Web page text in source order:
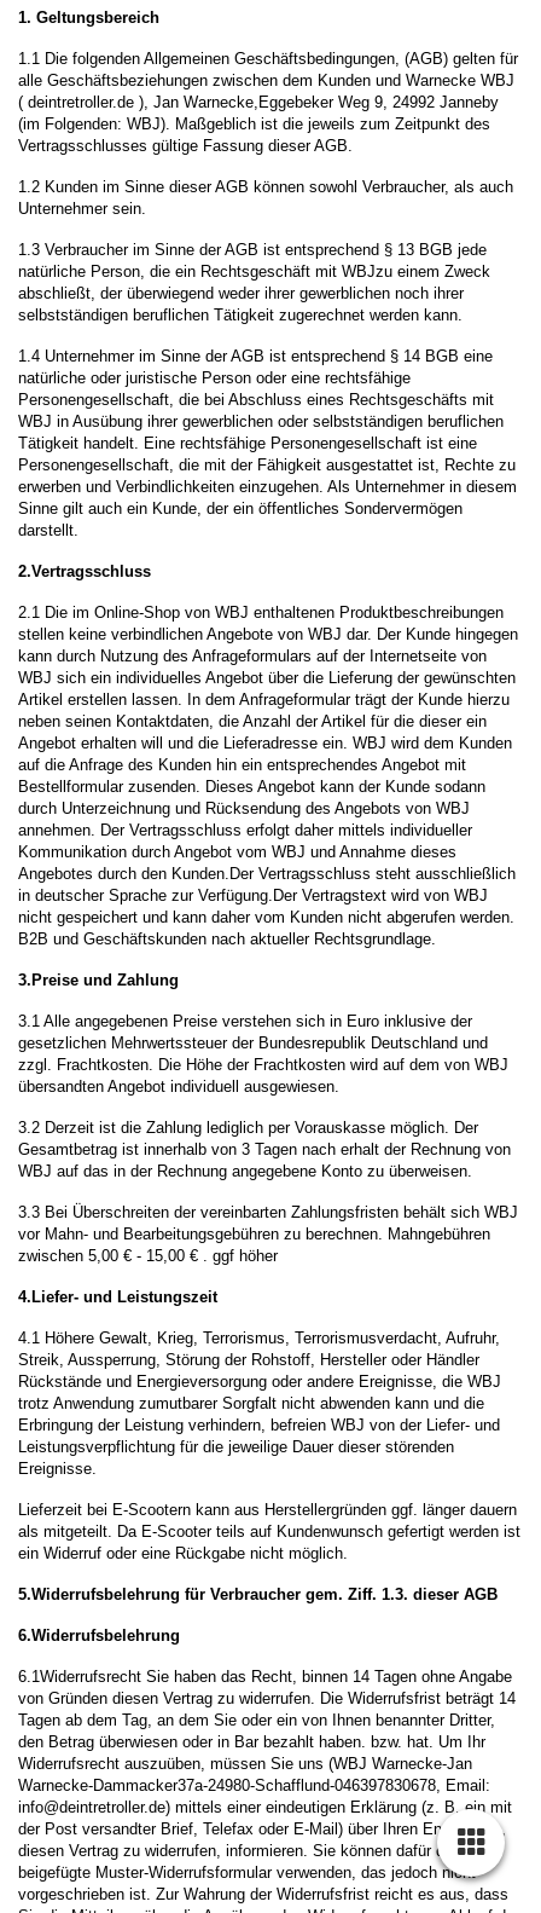
1. Geltungsbereich
1.1 Die folgenden Allgemeinen Geschäftsbedingungen, (AGB) gelten für
alle Geschäftsbeziehungen zwischen dem Kunden und Warnecke WBJ
( deintretroller.de ), Jan Warnecke,Eggebeker Weg 9, 24992 Janneby
(im Folgenden: WBJ). Maßgeblich ist die jeweils zum Zeitpunkt des
Vertragsschlusses gültige Fassung dieser AGB.
1.2 Kunden im Sinne dieser AGB können sowohl Verbraucher, als auch
Unternehmer sein.
1.3 Verbraucher im Sinne der AGB ist entsprechend § 13 BGB jede
natürliche Person, die ein Rechtsgeschäft mit WBJzu einem Zweck
abschließt, der überwiegend weder ihrer gewerblichen noch ihrer
selbstständigen beruflichen Tätigkeit zugerechnet werden kann.
1.4 Unternehmer im Sinne der AGB ist entsprechend § 14 BGB eine
natürliche oder juristische Person oder eine rechtsfähige
Personengesellschaft, die bei Abschluss eines Rechtsgeschäfts mit
WBJ in Ausübung ihrer gewerblichen oder selbstständigen beruflichen
Tätigkeit handelt. Eine rechtsfähige Personengesellschaft ist eine
Personengesellschaft, die mit der Fähigkeit ausgestattet ist, Rechte zu
erwerben und Verbindlichkeiten einzugehen. Als Unternehmer in diesem
Sinne gilt auch ein Kunde, der ein öffentliches Sondervermögen
darstellt.
2.Vertragsschluss
2.1 Die im Online-Shop von WBJ enthaltenen Produktbeschreibungen
stellen keine verbindlichen Angebote von WBJ dar. Der Kunde hingegen
kann durch Nutzung des Anfrageformulars auf der Internetseite von
WBJ sich ein individuelles Angebot über die Lieferung der gewünschten
Artikel erstellen lassen. In dem Anfrageformular trägt der Kunde hierzu
neben seinen Kontaktdaten, die Anzahl der Artikel für die dieser ein
Angebot erhalten will und die Lieferadresse ein. WBJ wird dem Kunden
auf die Anfrage des Kunden hin ein entsprechendes Angebot mit
Bestellformular zusenden. Dieses Angebot kann der Kunde sodann
durch Unterzeichnung und Rücksendung des Angebots von WBJ
annehmen. Der Vertragsschluss erfolgt daher mittels individueller
Kommunikation durch Angebot vom WBJ und Annahme dieses
Angebotes durch den Kunden.Der Vertragsschluss steht ausschließlich
in deutscher Sprache zur Verfügung.Der Vertragstext wird von WBJ
nicht gespeichert und kann daher vom Kunden nicht abgerufen werden.
B2B und Geschäftskunden nach aktueller Rechtsgrundlage.
3.Preise und Zahlung
3.1 Alle angegebenen Preise verstehen sich in Euro inklusive der
gesetzlichen Mehrwertssteuer der Bundesrepublik Deutschland und
zzgl. Frachtkosten. Die Höhe der Frachtkosten wird auf dem von WBJ
übersandten Angebot individuell ausgewiesen.
3.2 Derzeit ist die Zahlung lediglich per Vorauskasse möglich. Der
Gesamtbetrag ist innerhalb von 3 Tagen nach erhalt der Rechnung von
WBJ auf das in der Rechnung angegebene Konto zu überweisen.
3.3 Bei Überschreiten der vereinbarten Zahlungsfristen behält sich WBJ
vor Mahn- und Bearbeitungsgebühren zu berechnen. Mahngebühren
zwischen 5,00 € - 15,00 € . ggf höher
4.Liefer- und Leistungszeit
4.1 Höhere Gewalt, Krieg, Terrorismus, Terrorismusverdacht, Aufruhr,
Streik, Aussperrung, Störung der Rohstoff, Hersteller oder Händler
Rückstände und Energieversorgung oder andere Ereignisse, die WBJ
trotz Anwendung zumutbarer Sorgfalt nicht abwenden kann und die
Erbringung der Leistung verhindern, befreien WBJ von der Liefer- und
Leistungsverpflichtung für die jeweilige Dauer dieser störenden
Ereignisse.
Lieferzeit bei E-Scootern kann aus Herstellergründen ggf. länger dauern
als mitgeteilt. Da E-Scooter teils auf Kundenwunsch gefertigt werden ist
ein Widerruf oder eine Rückgabe nicht möglich.
5.Widerrufsbelehrung für Verbraucher gem. Ziff. 1.3. dieser AGB
6.Widerrufsbelehrung
6.1Widerrufsrecht Sie haben das Recht, binnen 14 Tagen ohne Angabe
von Gründen diesen Vertrag zu widerrufen. Die Widerrufsfrist beträgt 14
Tagen ab dem Tag, an dem Sie oder ein von Ihnen benannter Dritter,
den Betrag überwiesen oder in Bar bezahlt haben. bzw. hat. Um Ihr
Widerrufsrecht auszuüben, müssen Sie uns (WBJ Warnecke-Jan
Warnecke-Dammacker37a-24980-Schafflund-046397830678, Email:
info@deintretroller.de) mittels einer eindeutigen Erklärung (z. B. ein mit
der Post versandter Brief, Telefax oder E-Mail) über Ihren Entschluss,
diesen Vertrag zu widerrufen, informieren. Sie können dafür das
beigefügte Muster-Widerrufsformular verwenden, das jedoch nicht
vorgeschrieben ist. Zur Wahrung der Widerrufsfrist reicht es aus, dass